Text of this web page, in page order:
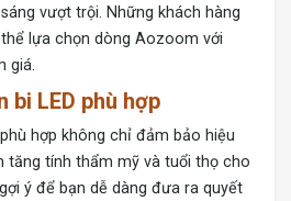
vượt trội. Những khách hàng
lựa chọn dòng Aozoom với
giá.
bi LED phù hợp
hợp không chỉ đảm bảo hiệu
tăng tính thẩm mỹ và tuổi thọ cho
ý để bạn dễ dàng đưa ra quyết